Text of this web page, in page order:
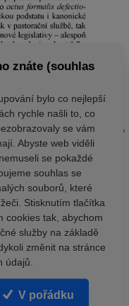
znáte (souhlas
bylo co nejlepší
rychle našli to, co
se vám
Abyste web viděli
se pokaždé
souhlas se
souborů, které
Stisknutím tlačítka
cookies tak, abychom
služby na základě
změnit na stránce
údajů.
V pořádku